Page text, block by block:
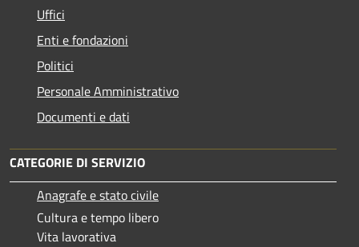
Uffici
Enti e fondazioni
Politici
Personale Amministrativo
Documenti e dati
CATEGORIE DI SERVIZIO
Anagrafe e stato civile
Cultura e tempo libero
Vita lavorativa